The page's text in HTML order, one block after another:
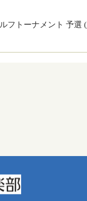
フトーナメント 予選 (